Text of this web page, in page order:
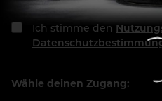
Ich stimme den
Wähle deinen Zugang: